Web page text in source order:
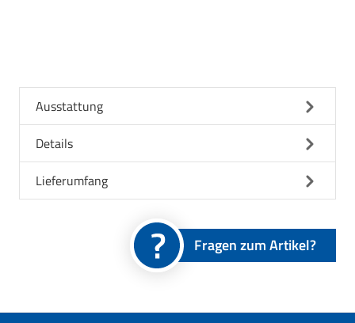
Ausstattung
Details
Lieferumfang
Fragen zum Artikel?